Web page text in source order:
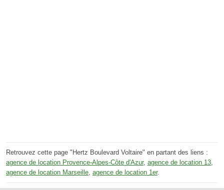
Retrouvez cette page "Hertz Boulevard Voltaire" en partant des liens :
agence de location Provence-Alpes-Côte d'Azur, agence de location 13
agence de location Marseille agence de location 1er.